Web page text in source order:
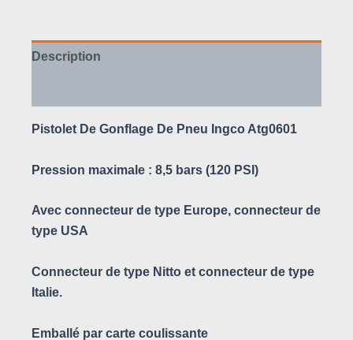
Description
Pistolet De Gonflage De Pneu Ingco Atg0601
Pression maximale : 8,5 bars (120 PSI)
Avec connecteur de type Europe, connecteur de
type USA
Connecteur de type Nitto et connecteur de type
Italie.
Emballé par carte coulissante